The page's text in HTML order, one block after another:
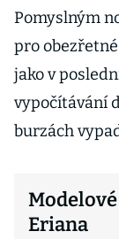
Pomyslným
pro
jako v
vypočítávání
burzách
Eriana